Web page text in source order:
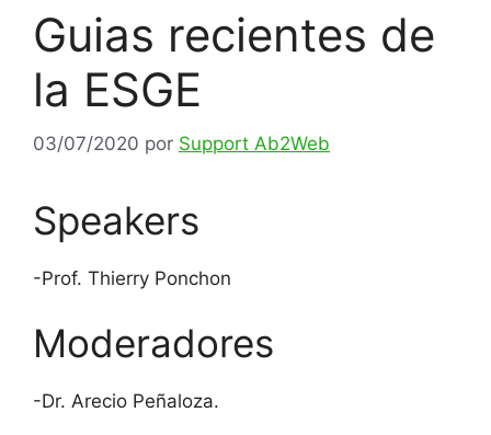
Guias recientes de
la ESGE
03/07/2020 por Support Ab2Web
Speakers
-Prof. Thierry Ponchon
Moderadores
-Dr. Arecio Peñaloza.